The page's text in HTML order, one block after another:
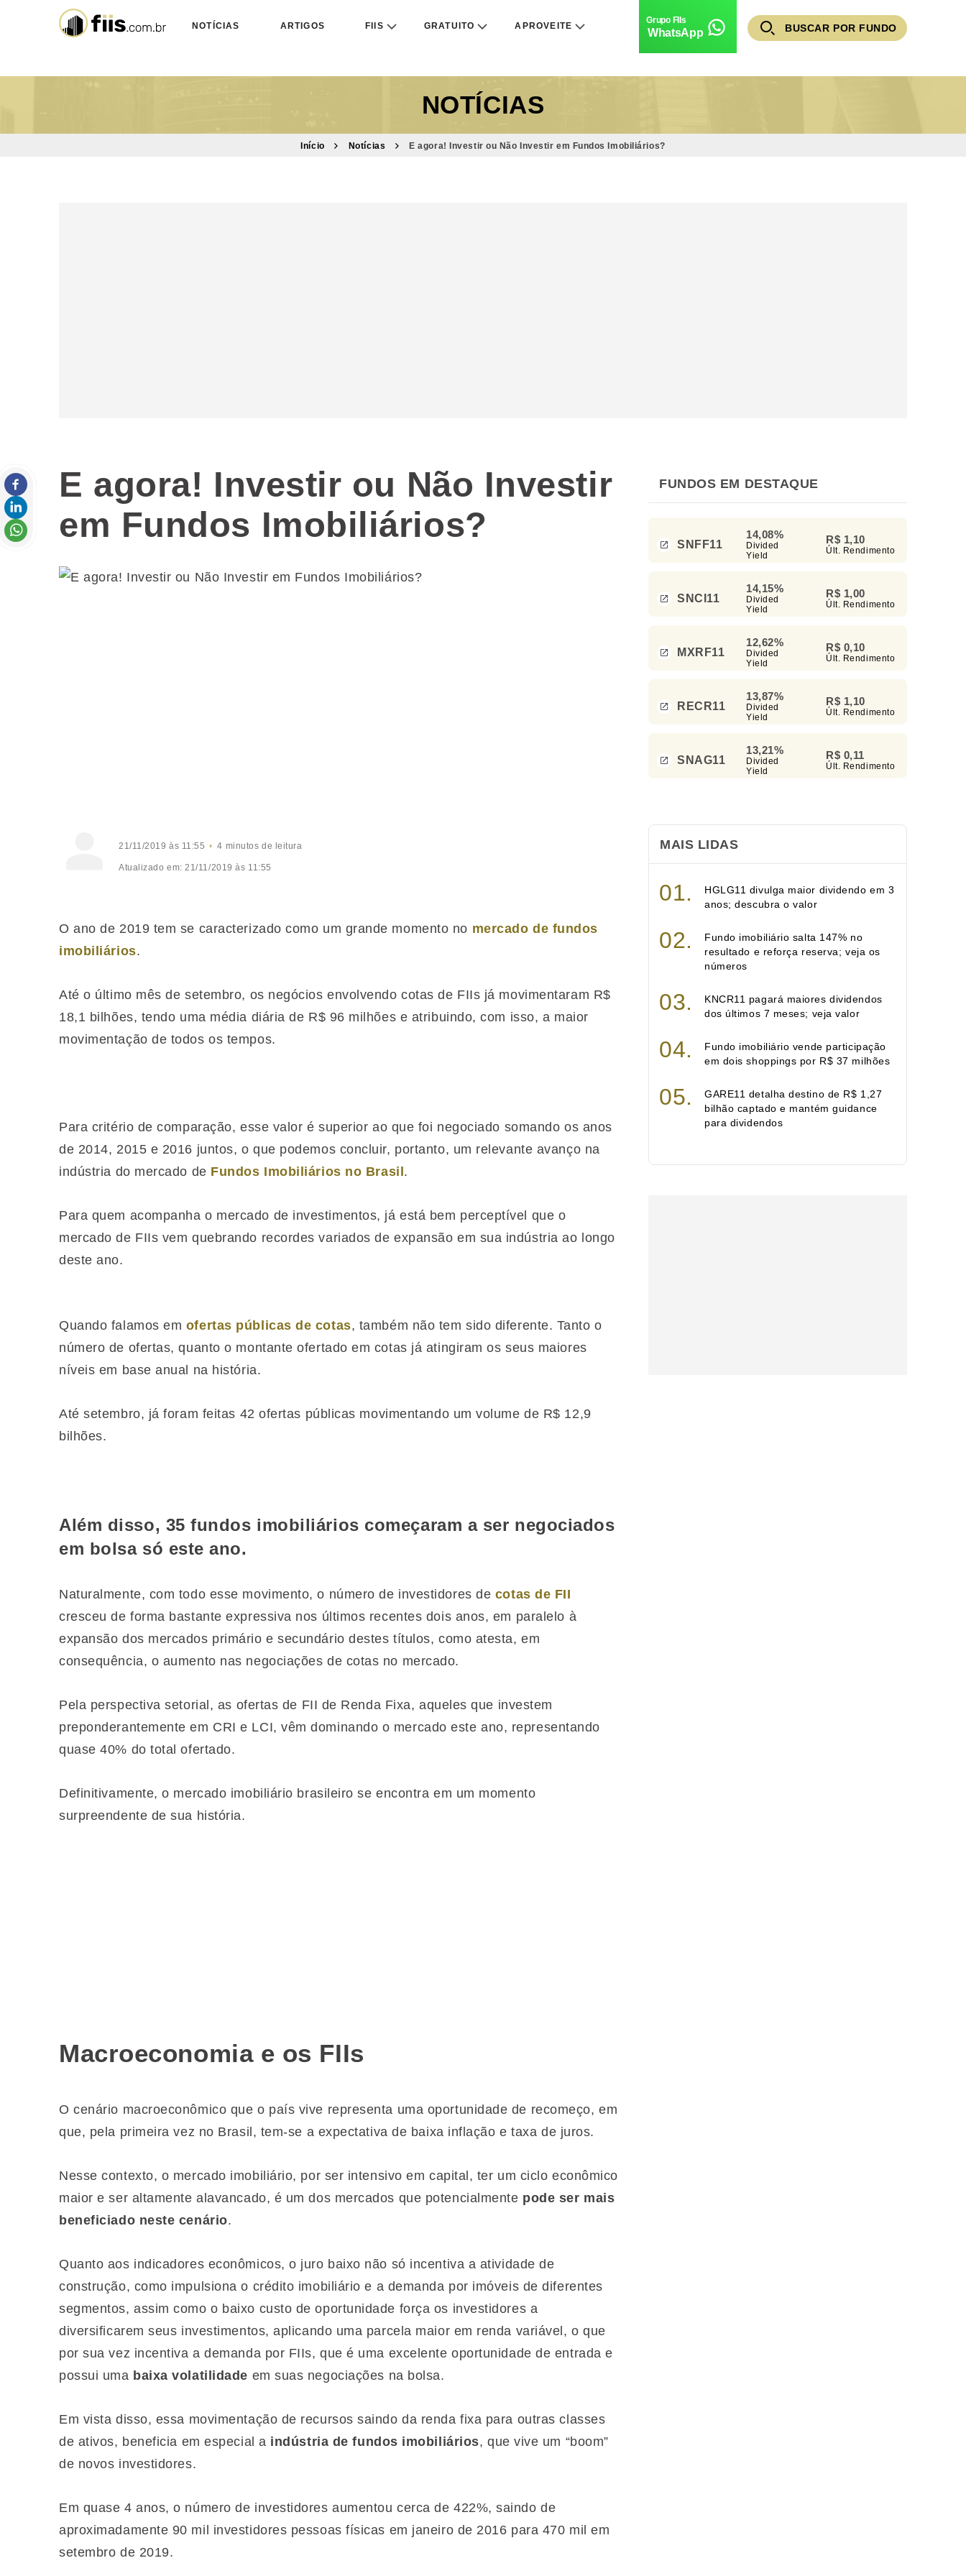
NOTÍCIAS ARTIGOS FIIS GRATUITO APROVEITE
WhatsApp BUSCAR POR FUNDO
NOTÍCIAS
Início Notícias E agora! Investir ou Não Investir em Fundos Imobiliários?
E agora! Investir ou Não Investir
em Fundos Imobiliários?
21/11/2019 às 11:55 4 minutos de leitura
Atualizado em: 21/11/2019 às 11:55
O ano de 2019 tem se caracterizado como um grande momento no mercado de fundos
imobiliários.
Até o último mês de setembro, os negócios envolvendo cotas de FIIs já movimentaram R$
18,1 bilhões, tendo uma média diária de R$ 96 milhões e atribuindo, com isso, a maior
movimentação de todos os tempos.
Para critério de comparação, esse valor é superior ao que foi negociado somando os anos
de 2014, 2015 e 2016 juntos, o que podemos concluir, portanto, um relevante avanço na
indústria do mercado de Fundos Imobiliários no Brasil .
Para quem acompanha o mercado de investimentos, já está bem perceptível que o
mercado de FIIs vem quebrando recordes variados de expansão em sua indústria ao longo
deste ano.
Quando falamos em ofertas públicas de cotas, também não tem sido diferente. Tanto o
número de ofertas, quanto o montante ofertado em cotas já atingiram os seus maiores
níveis em base anual na história.
Até setembro, já foram feitas 42 ofertas públicas movimentando um volume de R$ 12,9
bilhões.
Além disso, 35 fundos imobiliários começaram a ser negociados
em bolsa só este ano.
Naturalmente, com todo esse movimento, o número de investidores de cotas de FII
cresceu de forma bastante expressiva nos últimos recentes dois anos, em paralelo à
expansão dos mercados primário e secundário destes títulos, como atesta, em
consequência, o aumento nas negociações de cotas no mercado.
Pela perspectiva setorial, as ofertas de FII de Renda Fixa, aqueles que investem
preponderantemente em CRI e LCI, vêm dominando o mercado este ano, representando
quase 40% do total ofertado.
Definitivamente, o mercado imobiliário brasileiro se encontra em um momento
surpreendente de sua história.
Macroeconomia e os FIIs
O cenário macroeconômico que o país vive representa uma oportunidade de recomeço, em
que, pela primeira vez no Brasil, tem-se a expectativa de baixa inflação e taxa de juros.
Nesse contexto, o mercado imobiliário, por ser intensivo em capital, ter um ciclo econômico
maior e ser altamente alavancado, é um dos mercados que potencialmente pode ser mais
beneficiado neste cenário.
Quanto aos indicadores econômicos, o juro baixo não só incentiva a atividade de
construção, como impulsiona o crédito imobiliário e a demanda por imóveis de diferentes
segmentos, assim como o baixo custo de oportunidade força os investidores a
diversificarem seus investimentos, aplicando uma parcela maior em renda variável, o que
por sua vez incentiva a demanda por FIIs, que é uma excelente oportunidade de entrada e
possui uma baixa volatilidade em suas negociações na bolsa.
Em vista disso, essa movimentação de recursos saindo da renda fixa para outras classes
de ativos, beneficia em especial a indústria de fundos imobiliários, que vive um “boom”
de novos investidores.
Em quase 4 anos, o número de investidores aumentou cerca de 422%, saindo de
aproximadamente 90 mil investidores pessoas físicas em janeiro de 2016 para 470 mil em
setembro de 2019.
FUNDOS EM DESTAQUE
SNFF11
14,08%
Divided
Yield
R$ 1,10
Últ. Rendimento
SNCI11
14,15%
Divided
Yield
R$ 1,00
Últ. Rendimento
MXRF11
12,62%
Divided
Yield
R$ 0,10
Últ. Rendimento
RECR11
13,87%
Divided
Yield
R$ 1,10
Últ. Rendimento
SNAG11
13,21%
Divided
Yield
R$ 0,11
Últ. Rendimento
MAIS LIDAS
HGLG11 divulga maior dividendo em 3
anos; descubra o valor
Fundo imobiliário salta 147% no
resultado e reforça reserva; veja os
números
KNCR11 pagará maiores dividendos
dos últimos 7 meses; veja valor
Fundo imobiliário vende participação
em dois shoppings por R$ 37 milhões
GARE11 detalha destino de R$ 1,27
bilhão captado e mantém guidance
para dividendos